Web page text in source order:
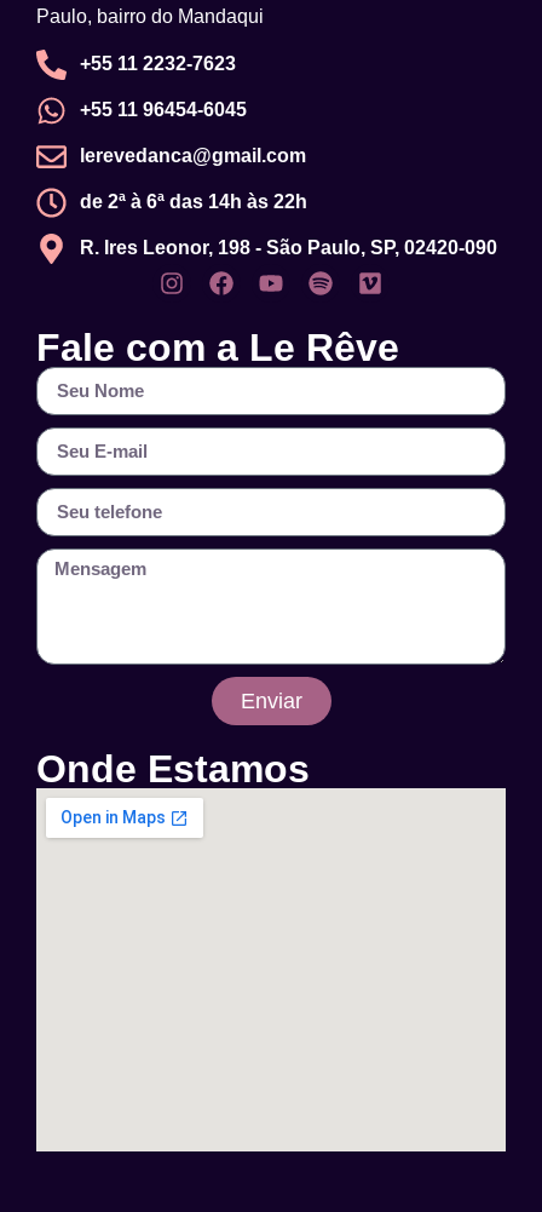
Paulo, bairro do Mandaqui
+55 11 2232-7623
+55 11 96454-6045
lerevedanca@gmail.com
de 2ª à 6ª das 14h às 22h
R. Ires Leonor, 198 - São Paulo, SP, 02420-090
Fale com a Le Rêve
Enviar
Onde Estamos